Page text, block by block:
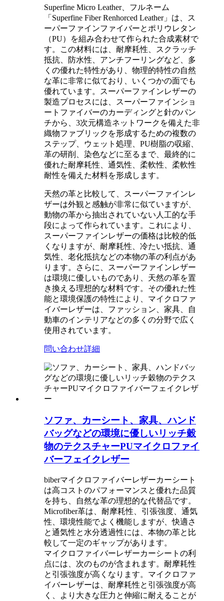
Superfine Micro Leather、フルネーム
「Superfine Fiber Renhorced Leather」は、ス
ーパーファインファイバーとポリウレタン
（PU）を組み合わせて作られた合成素材で
す。この材料には、耐摩耗性、スクラッチ
抵抗、防水性、アンチフーリングなど、多
くの優れた特性があり、物理的特性の自然
な革に非常に似ており、いくつかの面でも
優れています。スーパーファインレザーの
製造プロセスには、スーパーファインショ
ートファイバーのカーディングと針のパン
チから、3次元構造ネットワークを備えた非
織物ファブリックを形成するための複数の
ステップ、ウェット処理、PU樹脂の収縮、
革の研削、染色などに至るまで、最終的に
優れた耐摩耗性、通気性、柔軟性、柔軟性
耐性を備えた材料を形成します。
天然の革と比較して、スーパーファインレ
ザーは外観と感触が非常に似ていますが、
動物の革から抽出されていない人工的な手
段によって作られています。これにより、
スーパーファインレザーの価格は比較的低
くなりますが、耐摩耗性、冷たい抵抗、通
気性、老化抵抗などの本物の革の利点があ
ります。さらに、スーパーファインレザー
は環境に優しいものであり、天然の革を置
き換える理想的な材料です。その優れた性
能と環境保護の特性により、マイクロファ
イバーレザーは、ファッション、家具、自
動車のインテリアなどの多くの分野で広く
使用されています。
問い合わせ詳細
ソファ、カーシート、家具、ハンド
バッグなどの環境に優しいリッチ穀
物のテクスチャーPUマイクロファイ
バーフェイクレザー
biberマイクロファイバーレザーカーシート
は高コストのパフォーマンスと優れた品質
を持ち、自然な革の理想的な代替品です。
Microfiber革は、耐摩耗性、引張強度、通気
性、環境性能でよく機能しますが、快適さ
と通気性と水分透過性には、本物の革と比
較して一定のギャップがあります。 ‌
マイクロファイバーレザーカーシートの利
点には、次のものが含まれます。‌耐摩耗性
と引張強度が高くなります。マイクロファ
イバーレザーは、耐摩耗性と引張強度が高
く、より大きな圧力と伸縮に耐えることが